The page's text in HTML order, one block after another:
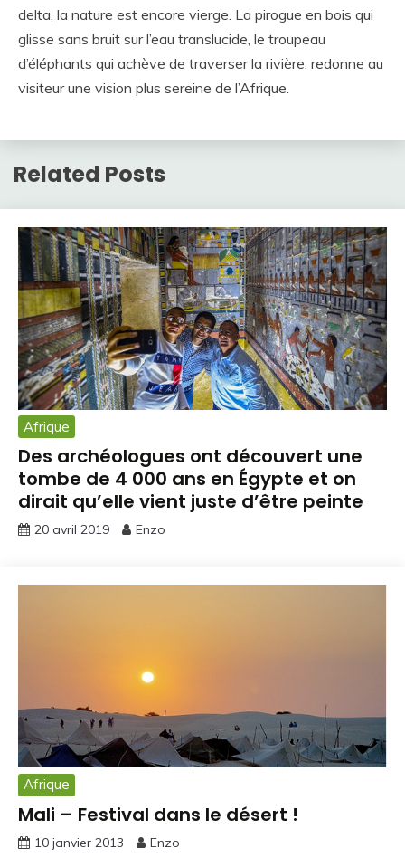
delta, la nature est encore vierge. La pirogue en bois qui
glisse sans bruit sur l’eau translucide, le troupeau
d’éléphants qui achève de traverser la rivière, redonne au
visiteur une vision plus sereine de l’Afrique.
Related Posts
Afrique
Des archéologues ont découvert une
tombe de 4 000 ans en Égypte et on
dirait qu’elle vient juste d’être peinte
20 avril 2019 Enzo
Afrique
Mali – Festival dans le désert !
10 janvier 2013 Enzo